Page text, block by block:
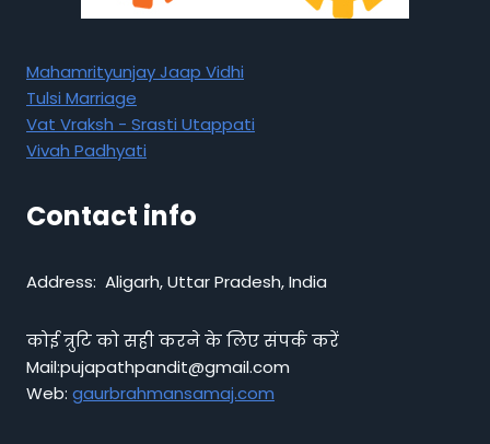
Mahamrityunjay Jaap Vidhi
Tulsi Marriage
Vat Vraksh - Srasti Utappati
Vivah Padhyati
Contact info
Address: Aligarh, Uttar Pradesh, India
कोई त्रुटि को सही करने के लिए संपर्क करें
Mail:pujapathpandit@gmail.com
Web: gaurbrahmansamaj.com